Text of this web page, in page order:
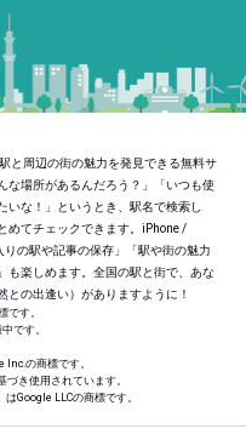
と周辺の街の魅力を発見できる無料サ
な場所があるんだろう？」「いつも使
いな！」というとき、駅名で検索し
めてチェックできます。iPhone /
の駅や記事の保存」「駅や街の魅力
も楽しめます。全国の駅と街で、あな
の出逢い）がありますように！
です。
です。
Inc.の商標です。
き使用されています。
Google LLCの商標です。